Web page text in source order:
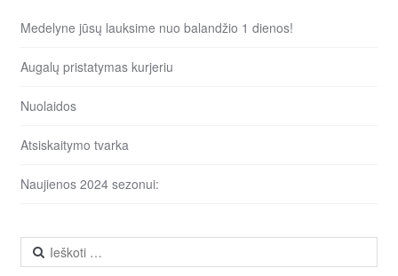
Medelyne jūsų lauksime nuo balandžio 1 dienos!
Augalų pristatymas kurjeriu
Nuolaidos
Atsiskaitymo tvarka
Naujienos 2024 sezonui:
Ieškoti: